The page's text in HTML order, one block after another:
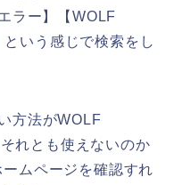
ラー】【WOLF
いう感じで検索をし
方法がWOLF
れとも使えないのか
ムページを確認すれ